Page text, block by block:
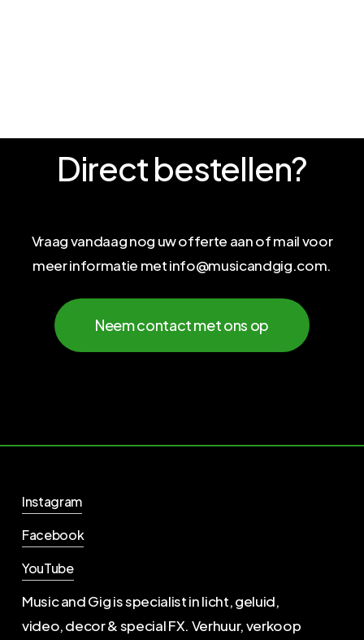
Directbestellen?
Vraag vandaag nog uw offerte aan of mail voor
meer informatie met info@musicandgig.com.
Neem contact met ons op
Instagram
Facebook
YouTube
Music and Gig is specialist in licht, geluid,
video, decor & special FX. Verhuur, verkoop